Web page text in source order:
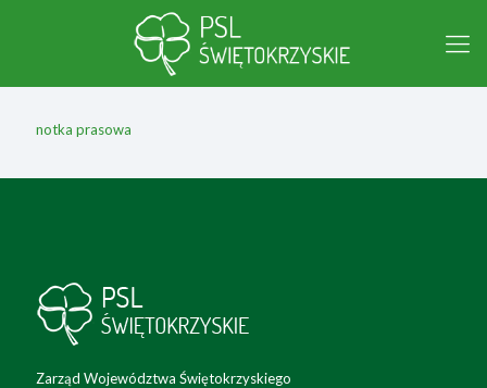
notka prasowa
Zarząd Województwa Świętokrzyskiego